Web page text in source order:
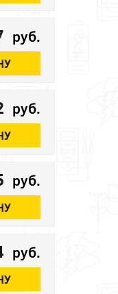
руб.
руб.
руб.
руб.